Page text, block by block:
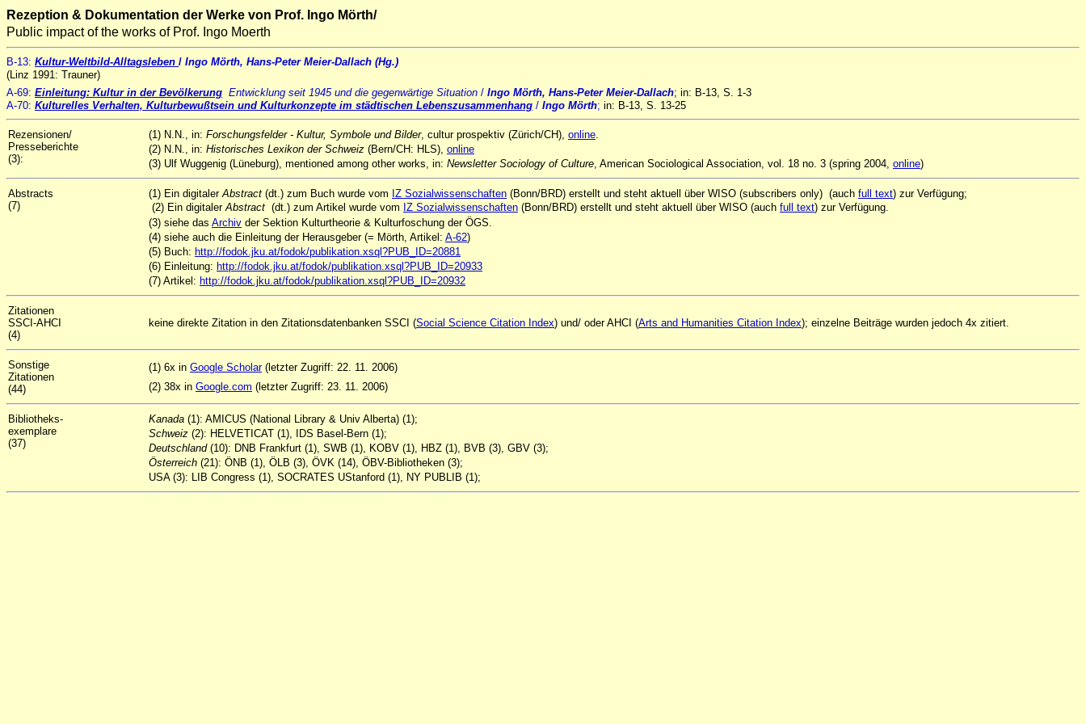
Rezeption & Dokumentation der Werke von Prof. Ingo Mörth/
Public impact of the works of Prof. Ingo Moerth
B-13: Kultur-Weltbild-Alltagsleben / Ingo Mörth, Hans-Peter Meier-Dallach (Hg.)
(Linz 1991: Trauner)
A-69: Einleitung: Kultur in der Bevölkerung. Entwicklung seit 1945 und die gegenwärtige Situation / Ingo Mörth, Hans-Peter Meier-Dallach; in: B-13, S. 1-3
A-70: Kulturelles Verhalten, Kulturbewußtsein und Kulturkonzepte im städtischen Lebenszusammenhang / Ingo Mörth; in: B-13, S. 13-25
Rezensionen/
Presseberichte
(3):
(1) N.N., in: Forschungsfelder - Kultur, Symbole und Bilder, cultur prospektiv (Zürich/CH), online.
(2) N.N., in: Historisches Lexikon der Schweiz (Bern/CH: HLS), online
(3) Ulf Wuggenig (Lüneburg), mentioned among other works, in: Newsletter Sociology of Culture, American Sociological Association, vol. 18 no. 3 (spring 2004, online)
Abstracts
(7)
(1) Ein digitalerAbstract (dt.) zum Buch wurde vom IZ Sozialwissenschaften (Bonn/BRD) erstellt und steht aktuell über WISO (subscribers only) (auch full text) zur Verfügung;
(2) Ein digitalerAbstract (dt.) zum Artikel wurde vom IZ Sozialwissenschaften (Bonn/BRD) erstellt und steht aktuell über WISO (auch full text) zur Verfügung.
(3) siehe das Archiv der Sektion Kulturtheorie & Kulturfoschung der ÖGS.
(4) siehe auch die Einleitung der Herausgeber (= Mörth, Artikel: A-62)
(5) Buch: http://fodok.jku.at/fodok/publikation.xsql?PUB_ID=20881
(6) Einleitung: http://fodok.jku.at/fodok/publikation.xsql?PUB_ID=20933
(7) Artikel: http://fodok.jku.at/fodok/publikation.xsql?PUB_ID=20932
Zitationen
SSCI-AHCI
(4)
keine direkte Zitation in den Zitationsdatenbanken SSCI (Social Science Citation Index) und/ oder AHCI (Arts and Humanities Citation Index); einzelne Beiträge wurden jedoch 4x zitiert.
Sonstige
Zitationen
(44)
(1) 6x in Google Scholar(letzter Zugriff: 22. 11. 2006)
(2) 38x in Google.com (letzter Zugriff: 23. 11. 2006)
Bibliotheks-
exemplare
(37)
Kanada (1): AMICUS (National Library & Univ Alberta) (1);
Schweiz (2): HELVETICAT (1), IDS Basel-Bern (1);
Deutschland (10): DNB Frankfurt (1), SWB (1), KOBV (1), HBZ (1), BVB (3), GBV (3);
Österreich (21): ÖNB (1), ÖLB (3), ÖVK (14), ÖBV-Bibliotheken (3);
USA (3): LIB Congress (1), SOCRATES UStanford (1), NY PUBLIB (1);